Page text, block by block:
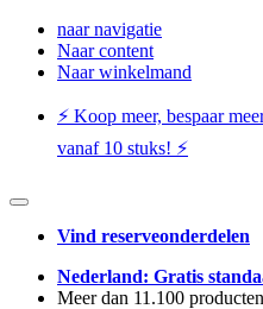
naar navigatie
Naar content
Naar winkelmand
⚡️ Koop meer, bespaar
vanaf 10 stuks! ⚡️
Vind reserveonderdelen
Nederland: Gratis
Meer dan 11.100 producten